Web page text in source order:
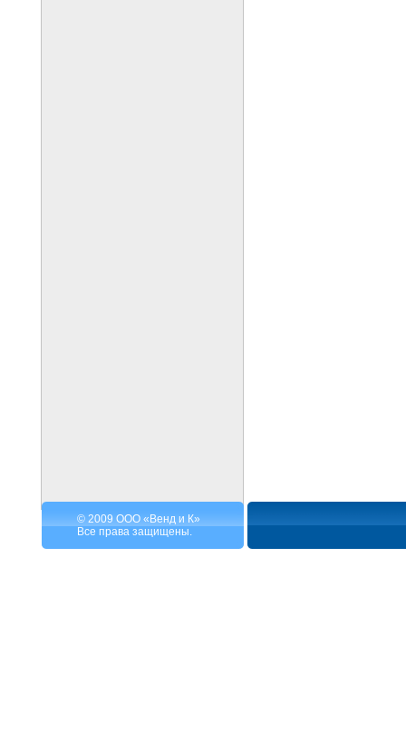
© 2009 ООО «Венд и К»
Все права защищены.